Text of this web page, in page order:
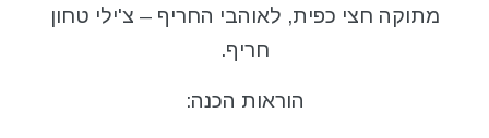
מתוקה חצי כפית, לאוהבי החריף – צ'ילי טחון
חריף.
הוראות הכנה: